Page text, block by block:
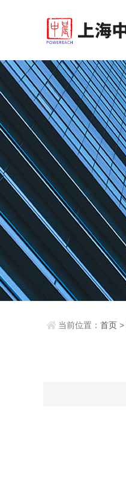
当前位置： 首页 >